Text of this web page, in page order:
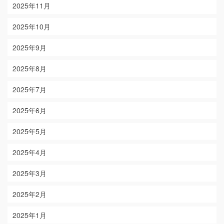
2025年11月
2025年10月
2025年9月
2025年8月
2025年7月
2025年6月
2025年5月
2025年4月
2025年3月
2025年2月
2025年1月